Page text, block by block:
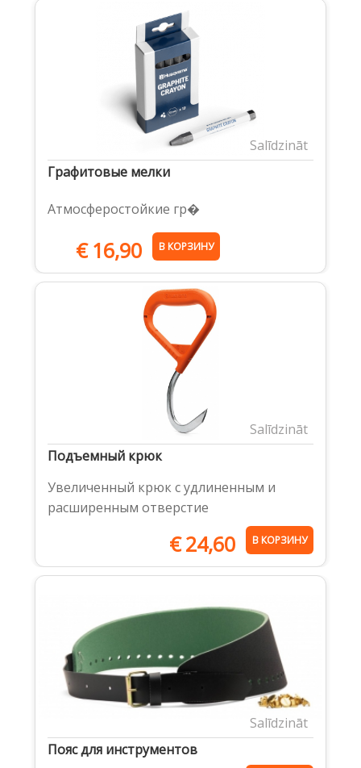
Salīdzināt
Графитовые мелки
Атмосферостойкие гр�
€ 16,90 В КОРЗИНУ
Salīdzināt
Подъемный крюк
Увеличенный крюк с удлиненным и
расширенным отверстие
€24,60 В КОРЗИНУ
Salīdzināt
Пояс для инструментов